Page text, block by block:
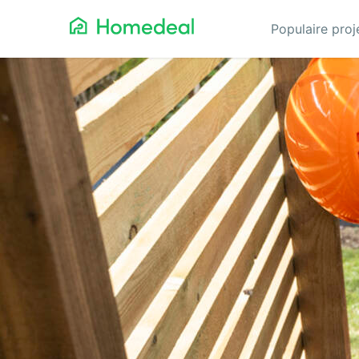
Populaire
Aannemer
Airco
Alarmsystemen
Architect
Asbest
Bestrating
Cv-ketels